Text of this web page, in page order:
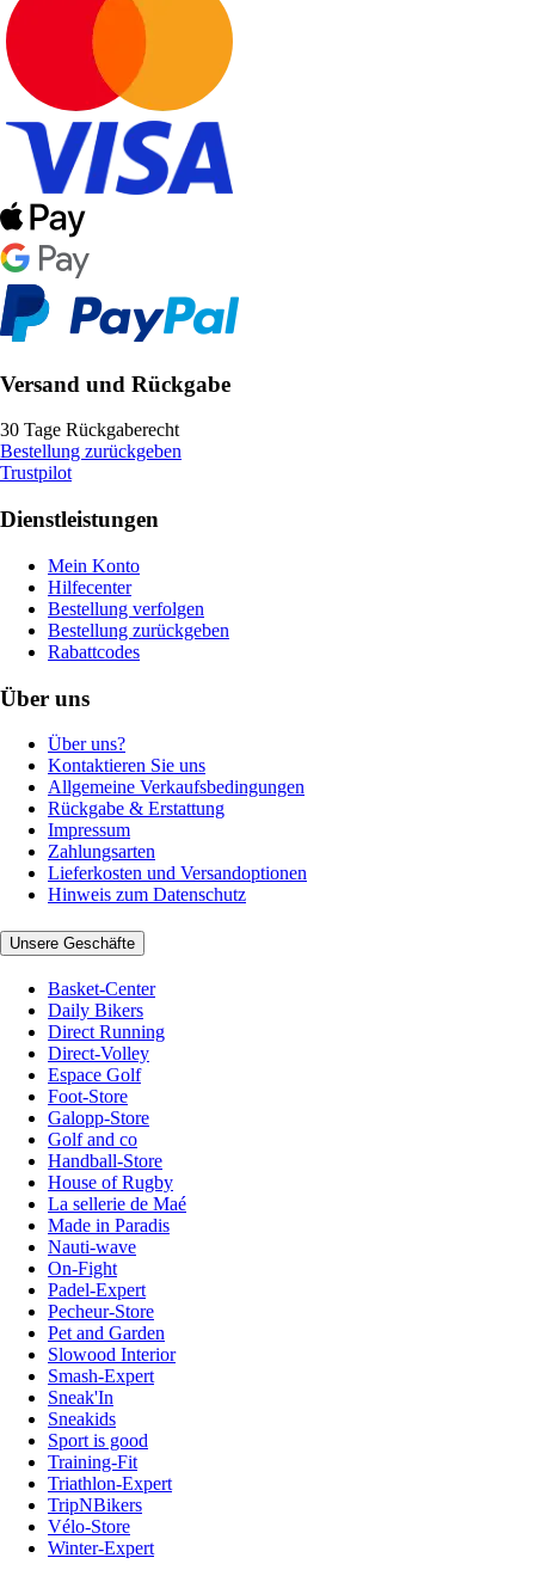
Versand und Rückgabe
30 Tage Rückgaberecht
Bestellung zurückgeben
Trustpilot
Dienstleistungen
Mein Konto
Hilfecenter
Bestellung verfolgen
Bestellung zurückgeben
Rabattcodes
Über uns
Über uns?
Kontaktieren Sie uns
Allgemeine Verkaufsbedingungen
Rückgabe & Erstattung
Impressum
Zahlungsarten
Lieferkosten und Versandoptionen
Hinweis zum Datenschutz
Unsere Geschäfte
Basket-Center
Daily Bikers
Direct Running
Direct-Volley
Espace Golf
Foot-Store
Galopp-Store
Golf and co
Handball-Store
House of Rugby
La sellerie de Maé
Made in Paradis
Nauti-wave
On-Fight
Padel-Expert
Pecheur-Store
Pet and Garden
Slowood Interior
Smash-Expert
Sneak'In
Sneakids
Sport is good
Training-Fit
Triathlon-Expert
TripNBikers
Vélo-Store
Winter-Expert